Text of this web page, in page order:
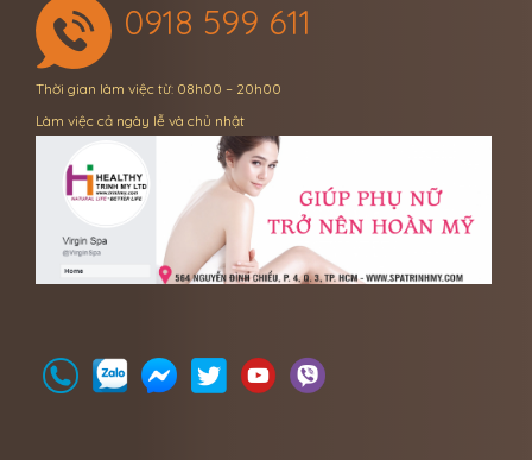
0918 599 611
Thời gian làm việc từ: 08h00 – 20h00
Làm việc cả ngày lễ và chủ nhật